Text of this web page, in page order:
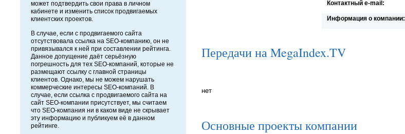
может подтвердить свои права в личном
кабинете и изменить список продвигаемых
клиентских проектов.
В случае, если с продвигаемого сайта
отсутствовала ссылка на SEO-компанию, он не
привязывался к ней при составлении рейтинга.
Данное допущение даёт серьёзную
погрешность для тех SEO-компаний, которые не
размещают ссылку с главной страницы
клиентов. Однако, мы не можем нарушать
коммерческие интересы SEO-компаний. В
случае, если ссылка с продвигаемого сайта на
сайт SEO-компании присутствует, мы считаем
что SEO-компания ни в каком виде не скрывает
эту информацию и публикуем её в данном
рейтинге.
Контактный e-mail:
Информация о компании:
Передачи на MegaIndex.TV
нет
Основные проекты компании